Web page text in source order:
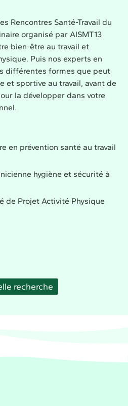
Rencontres Santé-Travail du
organisé par AISMT13
bien-être au travail et
Puis nos experts en
différentes formes que peut
et sportive au travail, avant de
la développer dans votre
en prévention santé au travail
hygiène et sécurité à
de Projet Activité Physique
recherche
Régional d'Éducation pour la